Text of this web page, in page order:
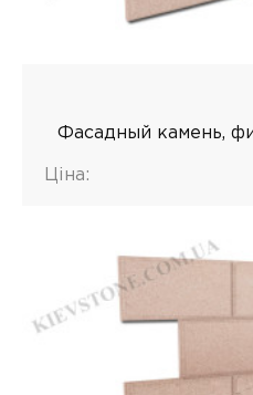
Фасадный камень,
Ціна: